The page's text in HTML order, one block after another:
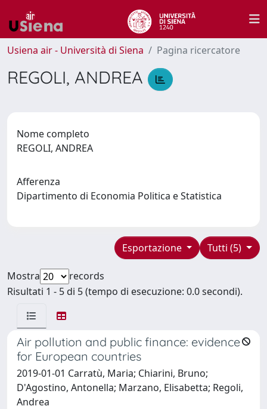
Usiena air - Università di Siena Pagina ricercatore
REGOLI, ANDREA
Nome completo
REGOLI, ANDREA
Afferenza
Dipartimento di Economia Politica e Statistica
Tutti (5)
Esportazione
Mostra
records
Risultati 1 - 5 di 5 (tempo di esecuzione: 0.0 secondi).
Air pollution and public finance: evidence
for European countries
2019-01-01 Carratù, Maria; Chiarini, Bruno;
D'Agostino, Antonella; Marzano, Elisabetta; Regoli,
Andrea